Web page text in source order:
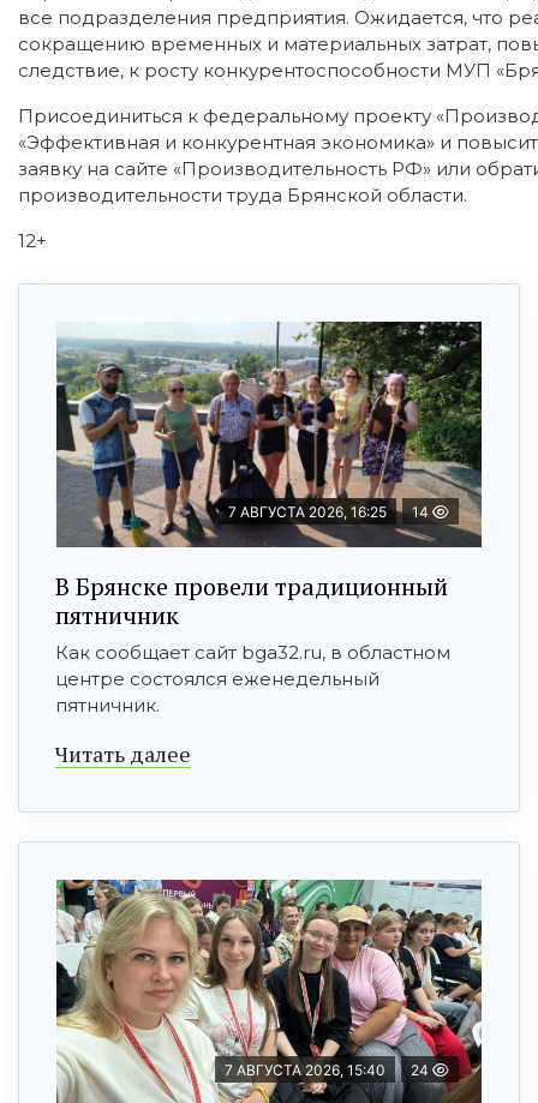
все подразделения предприятия. Ожидается, что
сокращению временных и материальных затрат,
следствие, к росту конкурентоспособности МУП
Присоединиться к федеральному проекту
«Эффективная и конкурентная экономика» и
заявку на сайте «Производительность РФ» или
производительности труда Брянской области.
12+
7 АВГУСТА 2026, 16:25 14
В Брянске провели традиционный
пятничник
Как сообщает сайт bga32.ru, в областном
центре состоялся еженедельный
пятничник.
Читать далее
7 АВГУСТА 2026, 15:40 24